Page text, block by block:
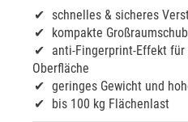
schnelles & sicheres
kompakte
anti-Fingerprint-Effekt
Oberfläche
geringes Gewicht und
bis 100 kg Flächenlast